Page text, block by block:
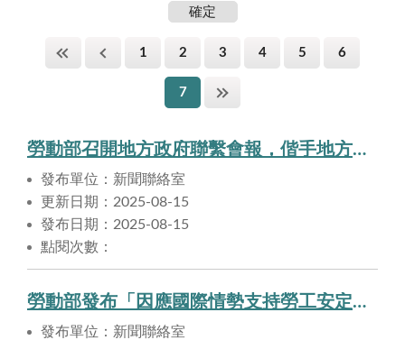
1 2 3 4 5 6
7
勞動部召開地方政府聯繫會報，偕手地方應對關稅衝擊，全力支持勞工
發布單位：新聞聯絡室
更新日期：2025-08-15
發布日期：2025-08-15
點閱次數：
勞動部發布「因應國際情勢支持勞工安定就業辦法」並公告強化版僱用安定措施 全力穩定勞工就業
發布單位：新聞聯絡室